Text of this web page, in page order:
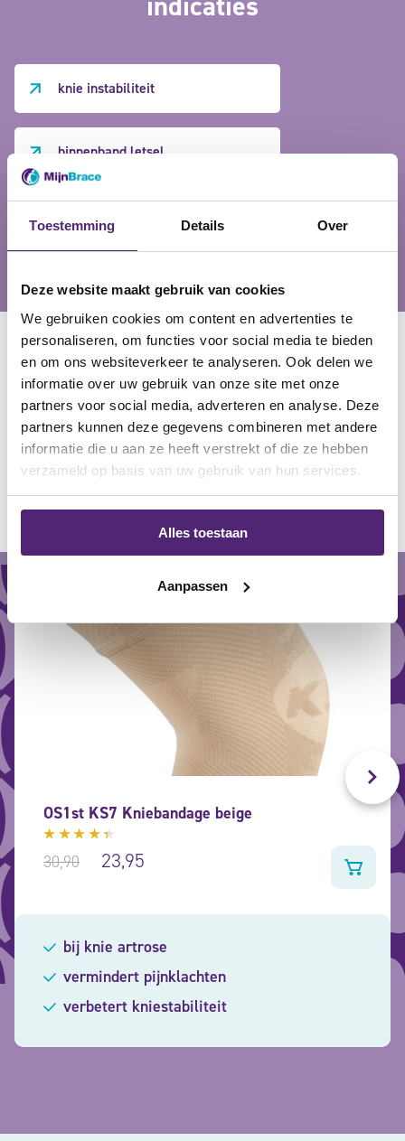
Toestemming Details Over
Deze website maakt gebruik van cookies
We gebruiken cookies om content en advertenties te
personaliseren, om functies voor social media te bieden
en om ons websiteverkeer te analyseren. Ook delen we
informatie over uw gebruik van onze site met onze
partners voor social media, adverteren en analyse. Deze
partners kunnen deze gegevens combineren met andere
informatie die u aan ze heeft verstrekt of die ze hebben
verzameld op basis van uw gebruik van hun services.
Alles toestaan
Aanpassen
knie instabiliteit
binnenband letsel
gerelateerde producten
aanbieding
OS1st KS7 Kniebandage beige
Gewaardeerd
4.21
30,90 23,95
bij knie artrose
vermindert pijnklachten
verbetert kniestabiliteit